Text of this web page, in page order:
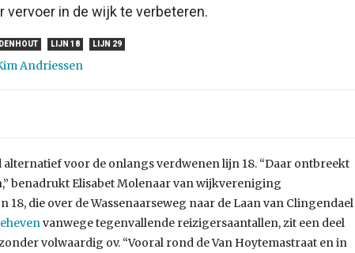
vervoer in de wijk te verbeteren.
LIJN 18 LIJN 29
Andriessen
alternatief voor de onlangs verdwenen lijn 18. “Daar ontbreekt
benadrukt Elisabet Molenaar van wijkvereniging
18, die over de Wassenaarseweg naar de Laan van Clingendael
vanwege tegenvallende reizigersaantallen, zit een deel
volwaardig ov. “Vooral rond de Van Hoytemastraat en in